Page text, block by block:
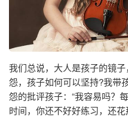
我们总说，大人是孩子的镜
怨，孩子如何可以坚持?我带
怨的批评孩子：“我容易吗？
时间，你还不好好练习，还